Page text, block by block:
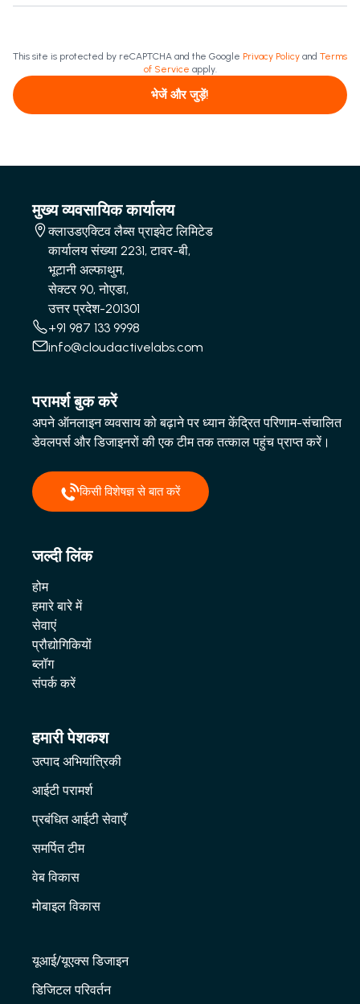
This site is protected by reCAPTCHA and the Google Privacy Policy and Terms
of Service apply.
भेजें और जुड़ें!
मुख्य व्यवसायिक कार्यालय
क्लाउडएक्टिव लैब्स प्राइवेट लिमिटेड
कार्यालय संख्या 2231, टावर-बी,
भूटानी अल्फाथुम,
सेक्टर 90, नोएडा,
उत्तर प्रदेश-201301
+91 987 133 9998
info@cloudactivelabs.com
परामर्श बुक करें
अपने ऑनलाइन व्यवसाय को बढ़ाने पर ध्यान केंद्रित परिणाम-संचालित
डेवलपर्स और डिजाइनरों की एक टीम तक तत्काल पहुंच प्राप्त करें।
किसी विशेषज्ञ से बात करें
जल्दी लिंक
होम
हमारे बारे में
सेवाएं
प्रौद्योगिकियों
ब्लॉग
संपर्क करें
हमारी पेशकश
उत्पाद अभियांत्रिकी
आईटी परामर्श
प्रबंधित आईटी सेवाएँ
समर्पित टीम
वेब विकास
मोबाइल विकास
यूआई/यूएक्स डिजाइन
डिजिटल परिवर्तन